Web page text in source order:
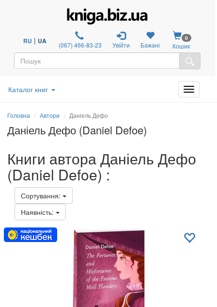
RU | UA (067) 466-83-23 Увійти Бажані
0
Кошик
Каталог книг
Головна Автори Даніель Дефо
Даніель Дефо (Daniel Defoe)
Книги автора Даніель Дефо
(Daniel Defoe) :
Сортування:
Наявність: